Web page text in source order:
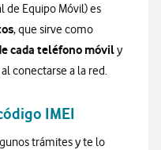
de Equipo Móvil) es
, que sirve como
cada teléfono móvily
conectarse a la red.
IMEI
trámites y te lo